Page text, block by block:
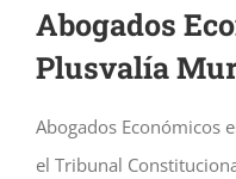
Abogados
Plusvalía
Abogados Económicos
el Tribunal